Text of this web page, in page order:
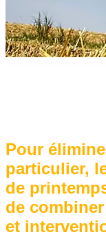
Pour
particulier,
de
de
et